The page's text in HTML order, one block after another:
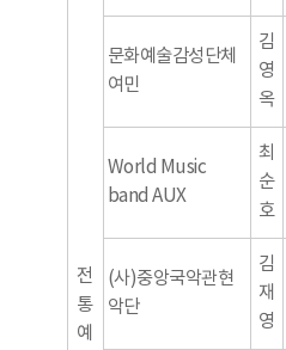
전
통
예
문화예술감성단체
여민
김
영
옥
World Music
band AUX
최
순
호
(사)중앙국악관현
악단
김
재
영